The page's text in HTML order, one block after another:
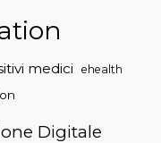
medici ehealth
Digitale